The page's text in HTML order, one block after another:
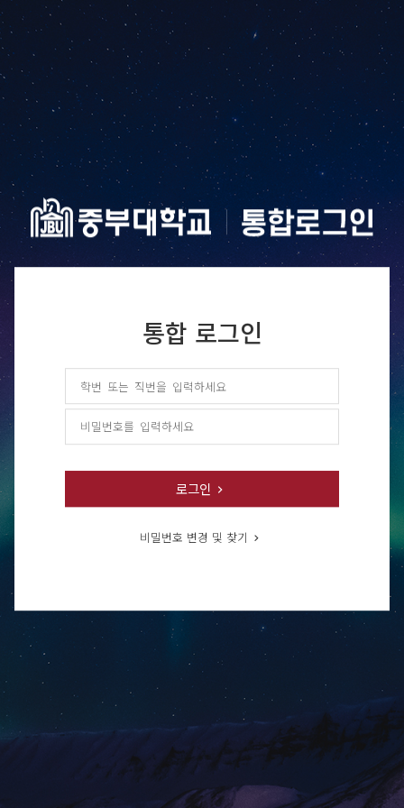
통합 로그인
로그인
비밀번호 변경 및 찾기